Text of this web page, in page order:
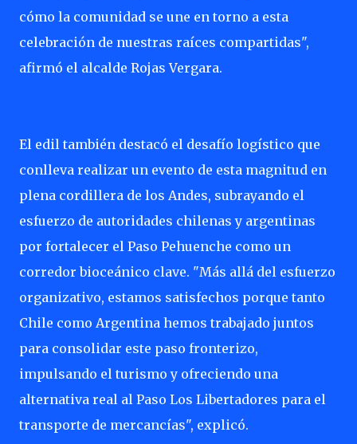
cómo la comunidad se une en torno a esta
celebración de nuestras raíces compartidas",
afirmó el alcalde Rojas Vergara.
El edil también destacó el desafío logístico que
conlleva realizar un evento de esta magnitud en
plena cordillera de los Andes, subrayando el
esfuerzo de autoridades chilenas y argentinas
por fortalecer el Paso Pehuenche como un
corredor bioceánico clave. "Más allá del esfuerzo
organizativo, estamos satisfechos porque tanto
Chile como Argentina hemos trabajado juntos
para consolidar este paso fronterizo,
impulsando el turismo y ofreciendo una
alternativa real al Paso Los Libertadores para el
transporte de mercancías", explicó.